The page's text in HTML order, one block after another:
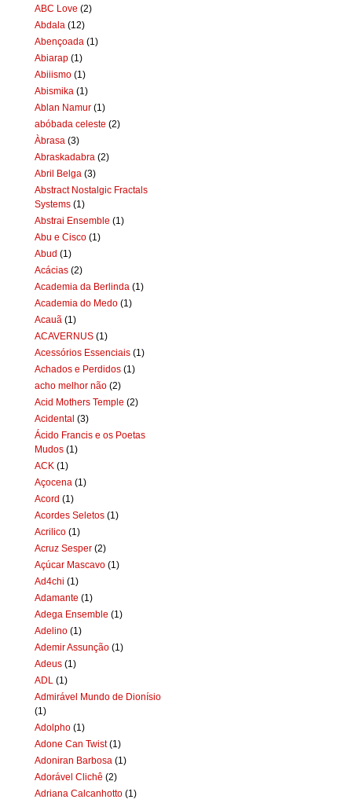
ABC Love (2)
Abdala (12)
Abençoada (1)
Abiarap (1)
Abiiismo (1)
Abismika (1)
Ablan Namur (1)
abóbada celeste (2)
Àbrasa (3)
Abraskadabra (2)
Abril Belga (3)
Abstract Nostalgic Fractals
Systems (1)
Abstrai Ensemble (1)
Abu e Cisco (1)
Abud (1)
Acácias (2)
Academia da Berlinda (1)
Academia do Medo (1)
Acauã (1)
ACAVERNUS (1)
Acessórios Essenciais (1)
Achados e Perdidos (1)
acho melhor não (2)
Acid Mothers Temple (2)
Acidental (3)
Ácido Francis e os Poetas
Mudos (1)
ACK (1)
Açocena (1)
Acord (1)
Acordes Seletos (1)
Acrilico (1)
Acruz Sesper (2)
Açúcar Mascavo (1)
Ad4chi (1)
Adamante (1)
Adega Ensemble (1)
Adelino (1)
Ademir Assunção (1)
Adeus (1)
ADL (1)
Admirável Mundo de Dionísio
(1)
Adolpho (1)
Adone Can Twist (1)
Adoniran Barbosa (1)
Adorável Clichê (2)
Adriana Calcanhotto (1)